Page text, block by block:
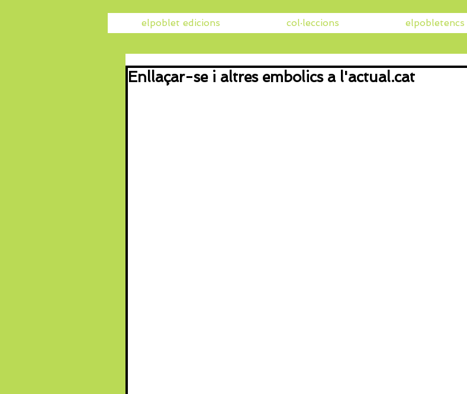
elpoblet edicions col·leccions elpobletencs
Enllaçar-se i altres embolics a l'actual.cat